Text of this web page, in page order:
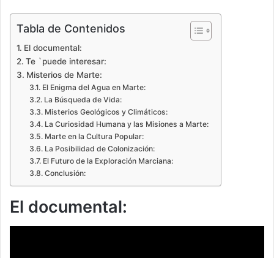
Tabla de Contenidos
El documental:
Te `puede interesar:
Misterios de Marte:
El Enigma del Agua en Marte:
La Búsqueda de Vida:
Misterios Geológicos y Climáticos:
La Curiosidad Humana y las Misiones a Marte:
Marte en la Cultura Popular:
La Posibilidad de Colonización:
El Futuro de la Exploración Marciana:
Conclusión:
El documental: